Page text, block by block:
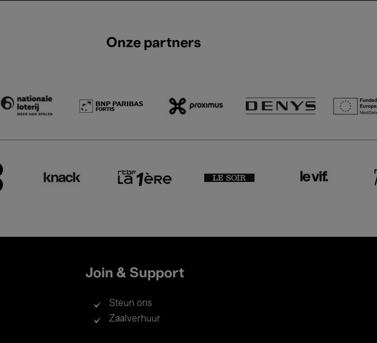
Onze partners
Join & Support
Steun ons
Zaalverhuur